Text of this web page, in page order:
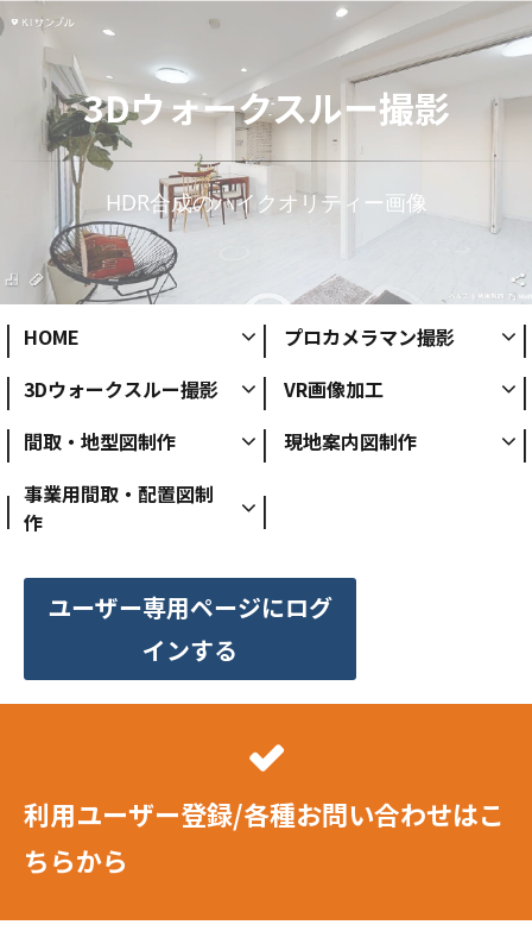
3Dウォークスルー撮影
HDR合成のハイクオリティー画像
HOME
プロカメラマン撮影
3Dウォークスルー撮影
VR画像加工
間取・地型図制作
現地案内図制作
事業用間取・配置図制
作
ユーザー専用ページにログ
インする
利用ユーザー登録/各種お問い合わせはこ
ちらから